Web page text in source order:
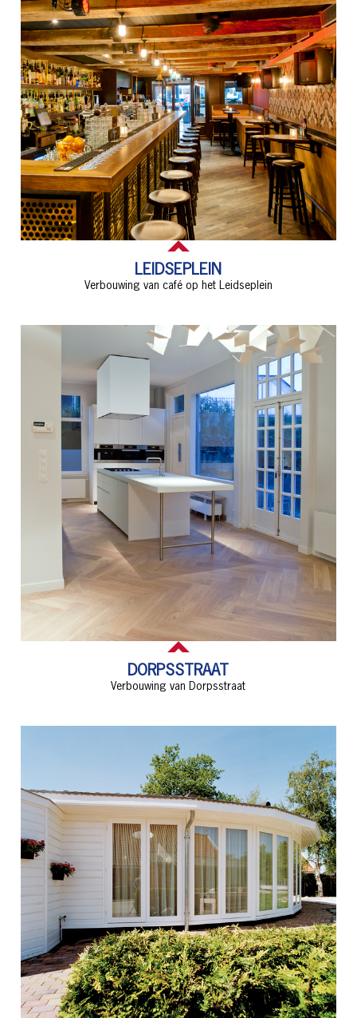
LEIDSEPLEIN
Verbouwing van café op het Leidseplein
DORPSSTRAAT
Verbouwing van Dorpsstraat